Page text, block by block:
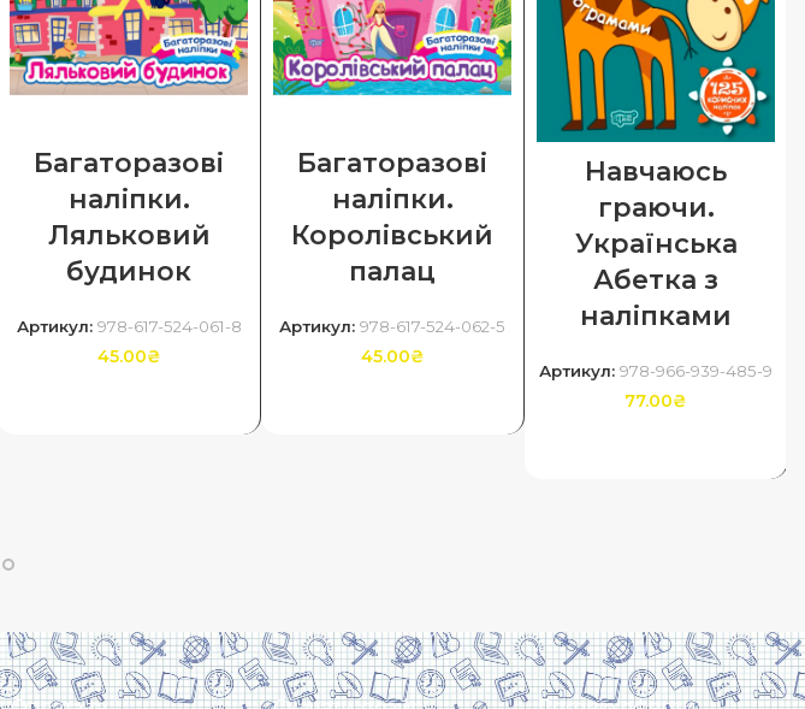
Багаторазові
наліпки.
Ляльковий
будинок
Артикул: 978-617-524-061-8
45.00₴
Багаторазові
наліпки.
Королівський
палац
Артикул: 978-617-524-062-5
45.00₴
Навчаюсь
граючи.
Українська
Абетка з
наліпками
Артикул: 978-966-939-485-9
77.00₴